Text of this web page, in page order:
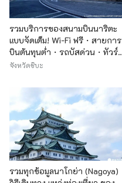
รวมบริการของสนามบินนาริตะ
แบบจัดเต็ม! Wi-Fi ฟรี・สายการ
บินต้นทุนต่ำ・รถบัสด่วน・ทัวร์
ท่องเที่ยวฟรี
จังหวัดชิบะ
รวมทุกข้อมูลนาโกย่า (Nagoya)